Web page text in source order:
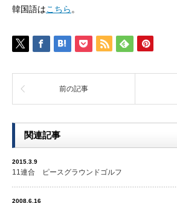
韓国語はこちら 。
前の記事
関連記事
2015.3.9
11連合 ピースグラウンドゴルフ
2008.6.16